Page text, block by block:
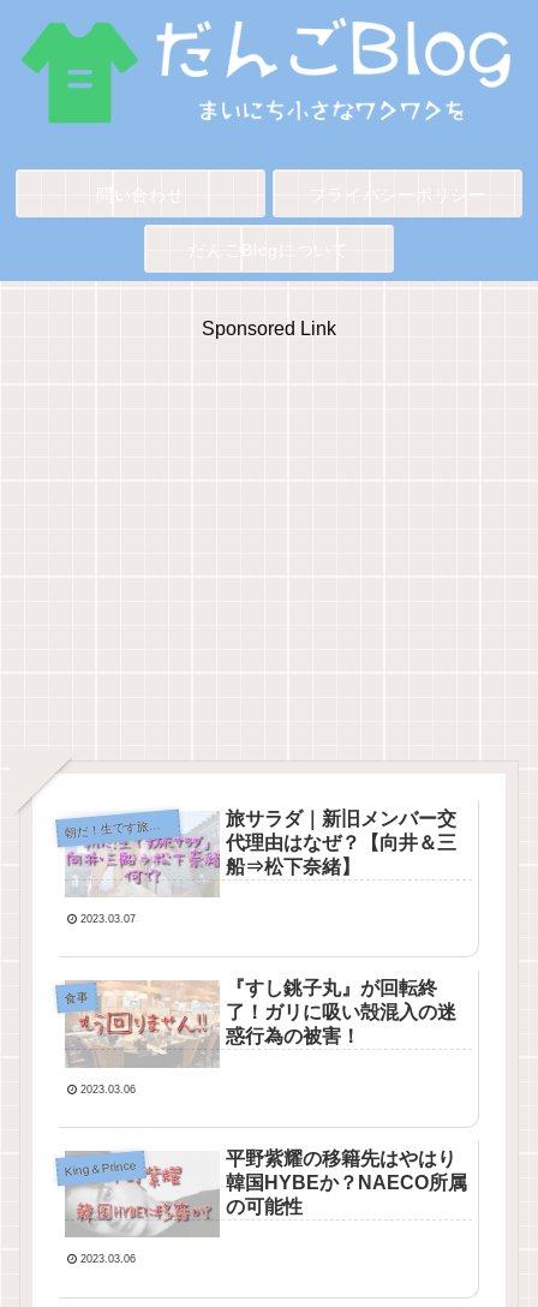
Sponsored Link
朝
だ！生です旅サラダ
旅サラダ｜新旧メンバー交
代理由はなぜ？【向井＆三
船⇒松下奈緒】
2023.03.07
食事
『すし銚子丸』が回転終
了！ガリに吸い殻混入の迷
惑行為の被害！
2023.03.06
King＆Prince
平野紫耀の移籍先はやはり
韓国HYBEか？NAECO所属
の可能性
2023.03.06